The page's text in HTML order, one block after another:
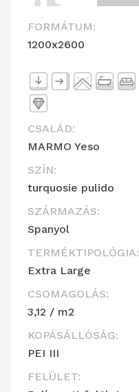
FORMÁTUM:
1200x2600
CSALÁD:
MARMO Yeso
SZÍN:
turquosie pulido
SZÁRMAZÁS:
Spanyol
TERMÉKTIPOLÓGIA:
Extra Large
CSOMAGOLÁS:
3,12 / m2
KOPÁSÁLLÓSÁG:
PEI III
FELÜLET: